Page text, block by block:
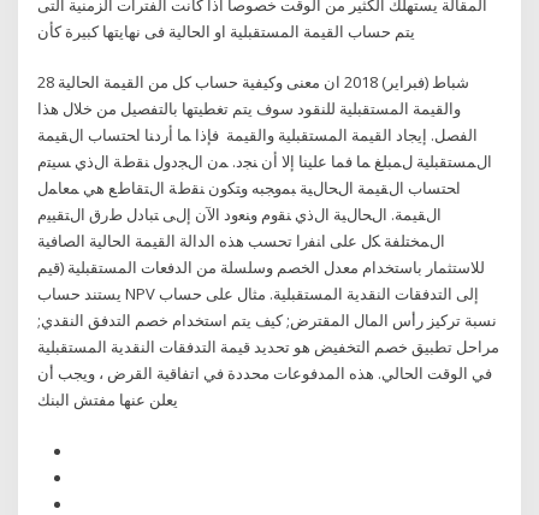
المقالة يستهلك الكثير من الوقت خصوصأ اذا كانت الفترات الزمنية التى
يتم حساب القيمة المستقبلية او الحالية فى نهايتها كبيرة كأن
28 شباط (فبراير) 2018 ان معنى وكيفية حساب كل من القيمة الحالية
والقيمة المستقبلية للنقود سوف يتم تغطيتها بالتفصيل من خلال هذا
الفصل. إيجاد القيمة المستقبلية والقيمة ﻓﺈﺫﺍ ﻤﺎ ﺃﺭﺩﻨﺎ ﺍﺤﺘﺴﺎﺏ ﺍﻝﻘﻴﻤﺔ
ﺍﻝﻤﺴﺘﻘﺒﻠﻴﺔ ﻝﻤﺒﻠﻎ ﻤﺎ ﻓﻤﺎ ﻋﻠﻴﻨﺎ ﺇﻻ ﺃﻥ ﻨﺠﺩ. ﻤﻥ ﺍﻝﺠﺩﻭل ﻨﻘﻁﺔ ﺍﻝﺫﻱ ﺴﻴﺘﻡ
ﺍﺤﺘﺴﺎﺏ ﺍﻝﻘﻴﻤﺔ ﺍﻝﺤﺎﻝﻴﺔ ﺒﻤﻭﺠﺒﻪ ﻭﺘﻜﻭﻥ ﻨﻘﻁﺔ ﺍﻝﺘﻘﺎﻁﻊ ﻫﻲ ﻤﻌﺎﻤل
ﺍﻝﻘﻴﻤﺔ. ﺍﻝﺤﺎﻝﻴﺔ ﺍﻝﺫﻱ ﻨﻘﻭﻡ ﻭﻨﻌﻭﺩ ﺍﻵﻥ ﺇﻝﻰ ﺘﺒﺎﺩل ﻁﺭﻕ ﺍﻝﺘﻘﻴﻴﻡ
ﺍﻝﻤﺨﺘﻠﻔﺔ ﻜل ﻋﻠﻰ ﺍﻨﻔﺭﺍ تحسب هذه الدالة القيمة الحالية الصافية
للاستثمار باستخدام معدل الخصم وسلسلة من الدفعات المستقبلية (قيم
يستند حساب NPV إلى التدفقات النقدية المستقبلية. مثال على حساب
نسبة تركيز رأس المال المقترض; كيف يتم استخدام خصم التدفق النقدي;
مراحل تطبيق خصم التخفيض هو تحديد قيمة التدفقات النقدية المستقبلية
في الوقت الحالي. هذه المدفوعات محددة في اتفاقية القرض ، ويجب أن
يعلن عنها مفتش البنك